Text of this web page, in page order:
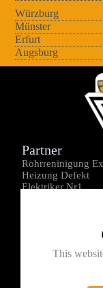
Würzburg
Münster
Erfurt
Augsburg
This
Partner
Rohrreninigung
Heizung Defekt
Elektriker Nr1
Kontakt